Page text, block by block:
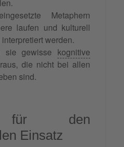
Metaphern
laufen und kulturell
werden.
sie gewisse kognitive
die nicht bei allen
sind.
für den
Einsatz